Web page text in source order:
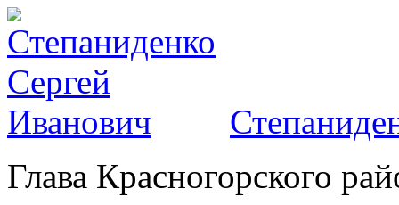
Глава Красногорского